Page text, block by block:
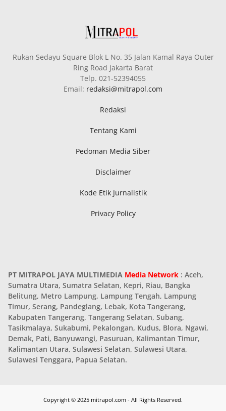
Rukan Sedayu Square Blok L No. 35 Jalan Kamal Raya Outer
Ring Road Jakarta Barat
Telp. 021-52394055
Email: redaksi@mitrapol.com
Redaksi
Tentang Kami
Pedoman Media Siber
Disclaimer
Kode Etik Jurnalistik
Privacy Policy
PT MITRAPOL JAYA MULTIMEDIA Media Network : Aceh,
Sumatra Utara, Sumatra Selatan, Kepri, Riau, Bangka
Belitung, Metro Lampung, Lampung Tengah, Lampung
Timur, Serang, Pandeglang, Lebak, Kota Tangerang,
Kabupaten Tangerang, Tangerang Selatan, Subang,
Tasikmalaya, Sukabumi, Pekalongan, Kudus, Blora, Ngawi,
Demak, Pati, Banyuwangi, Pasuruan, Kalimantan Timur,
Kalimantan Utara, Sulawesi Selatan, Sulawesi Utara,
Sulawesi Tenggara, Papua Selatan.
Copyright © 2025 mitrapol.com - All Rights Reserved.